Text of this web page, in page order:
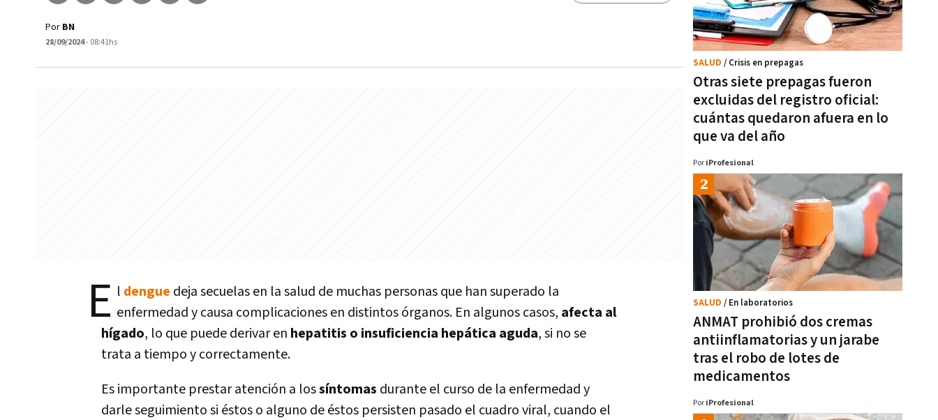
Por BN
28/09/2024- 08:41hs
E l dengue deja secuelasen la salud de muchas personas que han superado la
enfermedad y causa complicaciones en distintos órganos. En algunos casos, afecta al
hígado, lo que puede derivar en hepatitis o insuficiencia hepática aguda, si no se
trata a tiempo y correctamente.
Es importante prestar atención a lossíntomas durante el curso de la enfermedad y
darle seguimiento si éstos o alguno de éstos persisten pasado el cuadro viral, cuando el
Otras siete prepagas fueron
excluidas del registro oficial:
cuántas quedaron afuera en lo
que va del año
SALUD / Crisis en prepagas
Por iProfesional
ANMAT prohibió dos cremas
antiinflamatorias y un jarabe
tras el robo de lotes de
medicamentos
SALUD / En laboratorios
Por iProfesional